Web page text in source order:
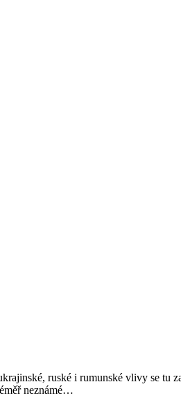
ruské i rumunské vlivy se tu
neznámé…